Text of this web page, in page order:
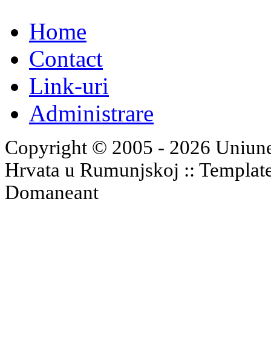
Home
Contact
Link-uri
Administrare
Copyright © 2005 - 2026
Hrvata u Rumunjskoj ::
Domaneant